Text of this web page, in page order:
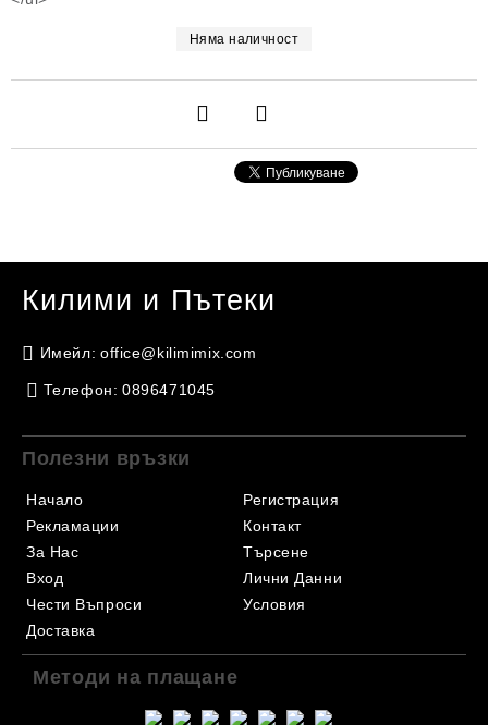
Няма наличност
Килими и Пътеки
Имейл: office@kilimimix.com
Телефон: 0896471045
Полезни връзки
Начало
Рекламации
За Нас
Вход
Чести Въпроси
Регистрация
Контакт
Търсене
Лични Данни
Условия
Доставка
Методи на плащане